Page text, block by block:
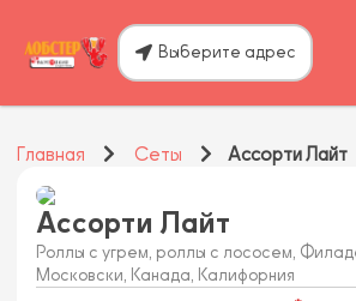
Выберите адрес
Главная Сеты Ассорти Лайт
Ассорти Лайт
Роллы с угрем, роллы с лососем,
Московски, Канада, Калифорния